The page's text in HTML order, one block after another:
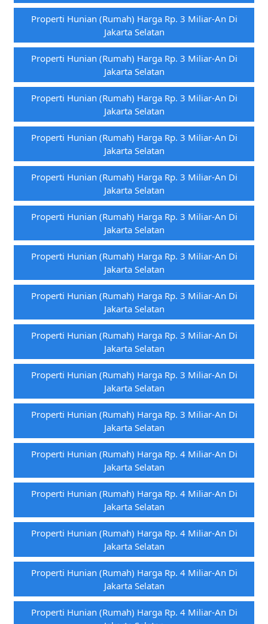
Properti Hunian (rumah) Harga Rp. 3 Miliar-An Di
Jakarta Selatan
Properti Hunian (rumah) Harga Rp. 3 Miliar-An Di
Jakarta Selatan
Properti Hunian (rumah) Harga Rp. 3 Miliar-An Di
Jakarta Selatan
Properti Hunian (rumah) Harga Rp. 3 Miliar-An Di
Jakarta Selatan
Properti Hunian (rumah) Harga Rp. 3 Miliar-An Di
Jakarta Selatan
Properti Hunian (rumah) Harga Rp. 3 Miliar-An Di
Jakarta Selatan
Properti Hunian (rumah) Harga Rp. 3 Miliar-An Di
Jakarta Selatan
Properti Hunian (rumah) Harga Rp. 3 Miliar-An Di
Jakarta Selatan
Properti Hunian (rumah) Harga Rp. 3 Miliar-An Di
Jakarta Selatan
Properti Hunian (rumah) Harga Rp. 3 Miliar-An Di
Jakarta Selatan
Properti Hunian (rumah) Harga Rp. 3 Miliar-An Di
Jakarta Selatan
Properti Hunian (rumah) Harga Rp. 4 Miliar-An Di
Jakarta Selatan
Properti Hunian (rumah) Harga Rp. 4 Miliar-An Di
Jakarta Selatan
Properti Hunian (rumah) Harga Rp. 4 Miliar-An Di
Jakarta Selatan
Properti Hunian (rumah) Harga Rp. 4 Miliar-An Di
Jakarta Selatan
Properti Hunian (rumah) Harga Rp. 4 Miliar-An Di